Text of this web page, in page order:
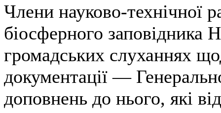
Члени науково-технічної
біосферного заповідника
громадських слуханнях
документації —
доповнень до нього, які